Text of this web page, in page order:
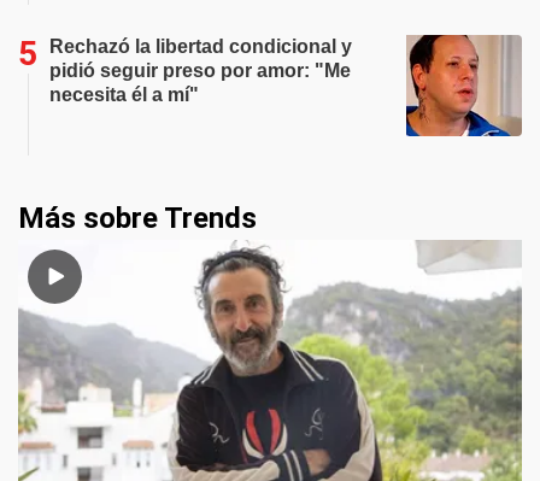
Rechazó la libertad condicional y
pidió seguir preso por amor: "Me
necesita él a mí"
Más sobre Trends